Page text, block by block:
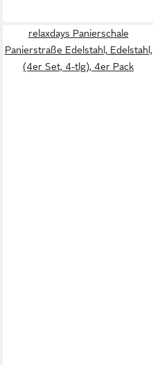
relaxdays Panierschale
Panierstraße Edelstahl, Edelstahl,
(4er Set, 4-tlg), 4er Pack